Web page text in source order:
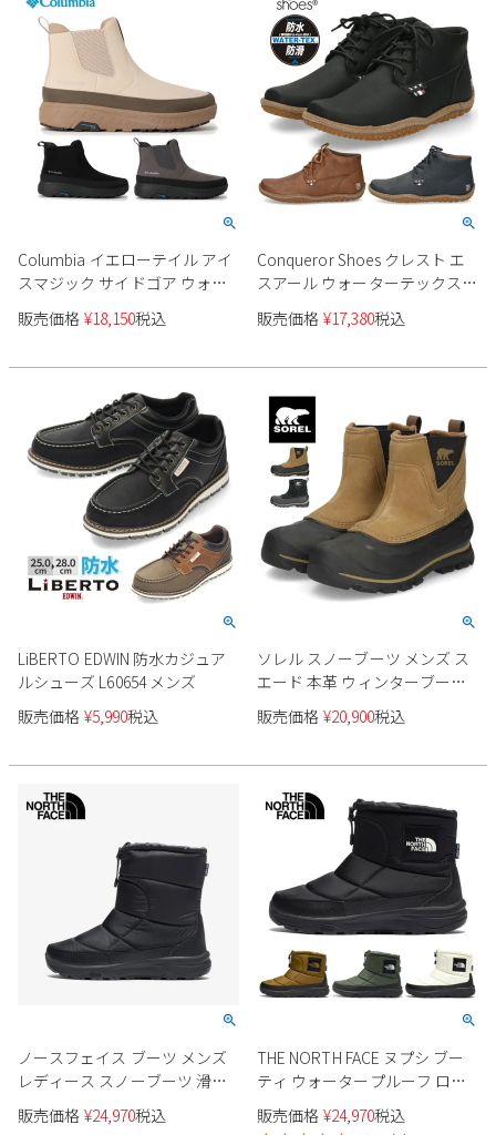
Columbia イエローテイル アイ
スマジック サイドゴア ウォー
タープルーフ YU1945 ユニセッ
クス
販売価格 ¥18,150税込
Conqueror Shoes クレスト エ
スアール ウォーターテックス
メンズ スニーカー
販売価格 ¥17,380税込
LiBERTO EDWIN 防水カジュア
ルシューズ L60654 メンズ
販売価格 ¥5,990税込
ソレル スノーブーツ メンズ ス
エード 本革 ウィンターブーツ
SOREL バクストンプルオン ブ
ーツウォータープルーフ
雪 サイドゴア 黒 ブラック
販売価格 ¥20,900税込
ノースフェイス ブーツ メンズ
レディース スノーブーツ 滑ら
ない 防水 防寒 ウィンターブー
ツ ヌプシ ブーティ ウォーター
販売価格 ¥24,970税込
THE NORTH FACE ヌプシ ブー
ティ ウォータープルーフ ロゴ
ショート NF52280 ユニセックス
販売価格 ¥24,970税込